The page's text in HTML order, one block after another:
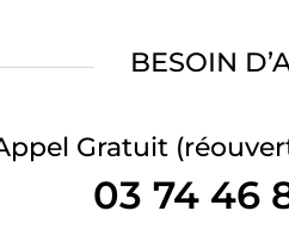
BESOIN
Gratuit
03 74 46